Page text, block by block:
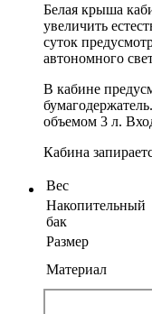
Белая крыша
увеличить
суток
автономного
В кабине
объемом 3 л.
Кабина
Вес
Накопительный
бак
Размер
Материал